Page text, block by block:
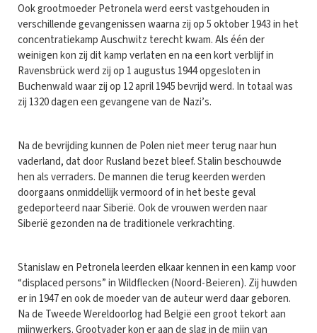
Ook grootmoeder Petronela werd eerst vastgehouden in
verschillende gevangenissen waarna zij op 5 oktober 1943 in het
concentratiekamp Auschwitz terecht kwam. Als één der
weinigen kon zij dit kamp verlaten en na een kort verblijf in
Ravensbrück werd zij op 1 augustus 1944 opgesloten in
Buchenwald waar zij op 12 april 1945 bevrijd werd. In totaal was
zij 1320 dagen een gevangene van de Nazi’s.
Na de bevrijding kunnen de Polen niet meer terug naar hun
vaderland, dat door Rusland bezet bleef. Stalin beschouwde
hen als verraders. De mannen die terug keerden werden
doorgaans onmiddellijk vermoord of in het beste geval
gedeporteerd naar Siberië. Ook de vrouwen werden naar
Siberië gezonden na de traditionele verkrachting.
Stanislaw en Petronela leerden elkaar kennen in een kamp voor
“displaced persons” in Wildflecken (Noord-Beieren). Zij huwden
er in 1947 en ook de moeder van de auteur werd daar geboren.
Na de Tweede Wereldoorlog had België een groot tekort aan
mijnwerkers. Grootvader kon er aan de slag in de mijn van